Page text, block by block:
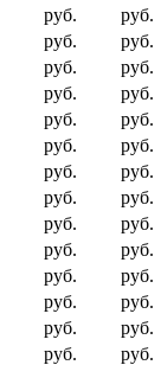
руб.
руб.
руб.
руб.
руб.
руб.
руб.
руб.
руб.
руб.
руб.
руб.
руб.
руб.
руб.
руб.
руб.
руб.
руб.
руб.
руб.
руб.
руб.
руб.
руб.
руб.
руб.
руб.